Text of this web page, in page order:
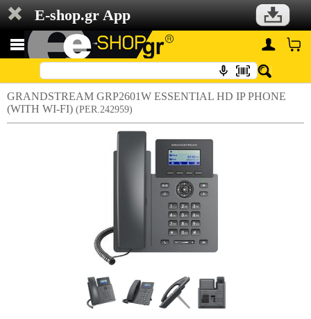
E-shop.gr App
GRANDSTREAM GRP2601W ESSENTIAL HD IP PHONE
(WITH WI-FI) (PER.242959)